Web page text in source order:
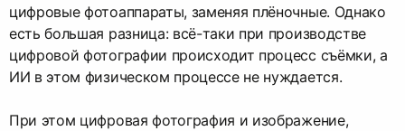
цифровые фотоаппараты, заменяя плёночные. Однако
есть большая разница: всё-таки при производстве
цифровой фотографии происходит процесс съёмки, а
ИИ в этом физическом процессе не нуждается.
При этом цифровая фотография и изображение,